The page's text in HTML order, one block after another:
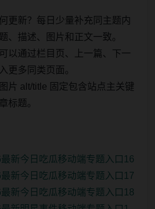
更新？每日少量补充同主题内
、描述、图片和正文一致。
以通过栏目页、上一篇、下一
更多同类页面。
片 alt/title 固定包含站点主关键
标题。
新今日吃瓜移动端专题入口16
新今日吃瓜移动端专题入口17
新今日吃瓜移动端专题入口18